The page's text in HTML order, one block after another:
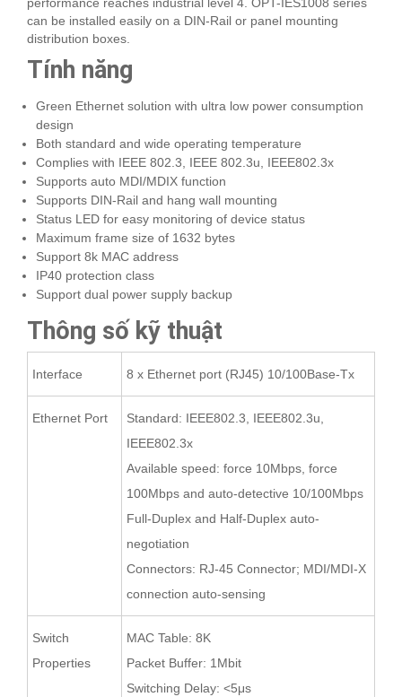
performance reaches industrial level 4. OPT-IES1008 series
can be installed easily on a DIN-Rail or panel mounting
distribution boxes.
Tính năng
Green Ethernet solution with ultra low power consumption
design
Both standard and wide operating temperature
Complies with IEEE 802.3, IEEE 802.3u, IEEE802.3x
Supports auto MDI/MDIX function
Supports DIN-Rail and hang wall mounting
Status LED for easy monitoring of device status
Maximum frame size of 1632 bytes
Support 8k MAC address
IP40 protection class
Support dual power supply backup
Thông số kỹ thuật
Interface 8 x Ethernet port (RJ45) 10/100Base-Tx
Ethernet Port
Standard: IEEE802.3, IEEE802.3u,
IEEE802.3x
Available speed: force 10Mbps, force
100Mbps and auto-detective 10/100Mbps
Full-Duplex and Half-Duplex auto-
negotiation
Connectors: RJ-45 Connector; MDI/MDI-X
connection auto-sensing
Switch
Properties
MAC Table: 8K
Packet Buffer: 1Mbit
Switching Delay: <5μs